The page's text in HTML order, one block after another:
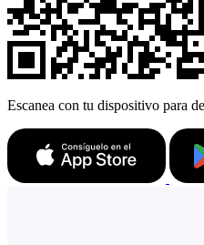
Escanea con tu dispositivo para